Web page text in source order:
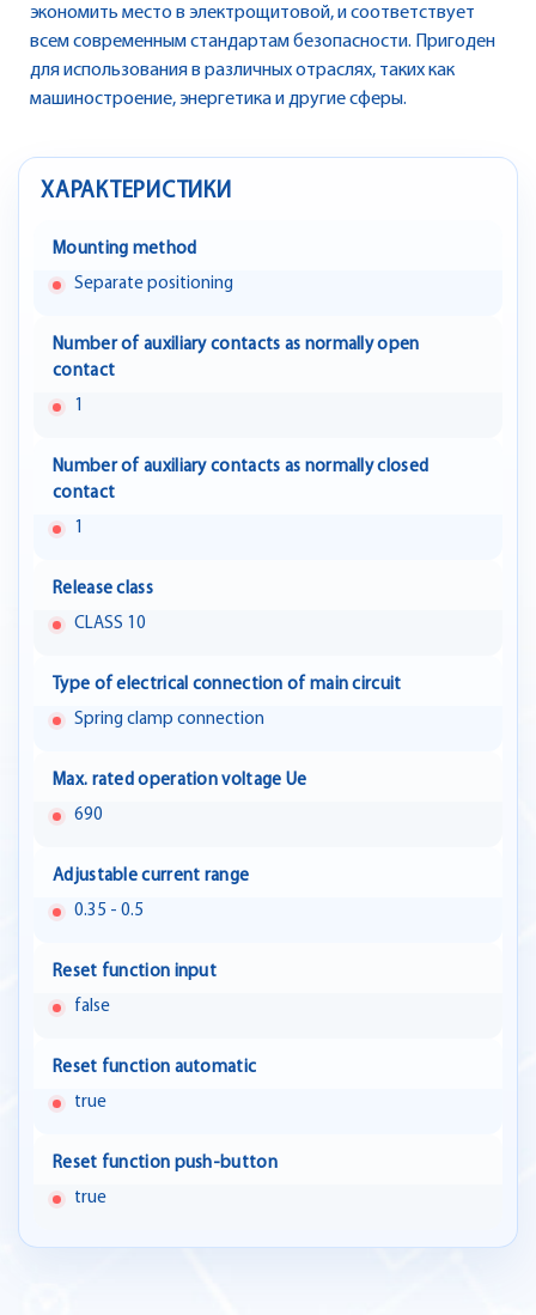
экономить место в электрощитовой, и соответствует
всем современным стандартам безопасности. Пригоден
для использования в различных отраслях, таких как
машиностроение, энергетика и другие сферы.
ХАРАКТЕРИСТИКИ
Mounting method
Separate positioning
Number of auxiliary contacts as normally open
contact
1
Number of auxiliary contacts as normally closed
contact
1
Release class
CLASS 10
Type of electrical connection of main circuit
Spring clamp connection
Max. rated operation voltage Ue
690
Adjustable current range
0.35 - 0.5
Reset function input
false
Reset function automatic
true
Reset function push-button
true